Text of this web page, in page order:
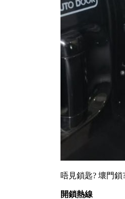
唔見鎖匙? 壞門鎖
開鎖熱線